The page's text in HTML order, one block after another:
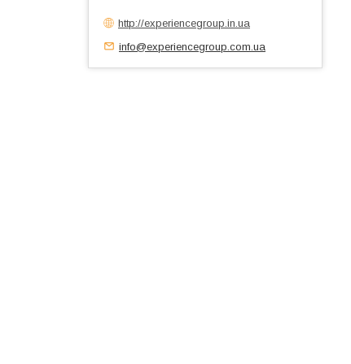
http://experiencegroup.in.ua
info@experiencegroup.com.ua